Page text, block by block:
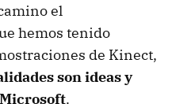
el
hemos tenido
de Kinect,
son ideas y
.